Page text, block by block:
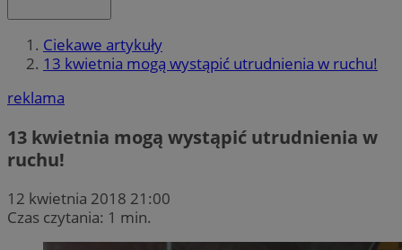
Ciekawe artykuły
13 kwietnia mogą wystąpić utrudnienia w ruchu!
reklama
13 kwietnia mogą wystąpić utrudnienia w
ruchu!
12 kwietnia 2018 21:00
Czas czytania: 1 min.